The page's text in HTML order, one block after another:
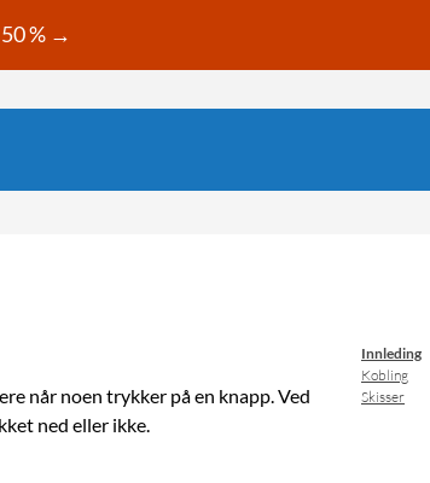
% →
Innleding
Kobling
Skisser
når noen trykker på en knapp. Ved
ned eller ikke.